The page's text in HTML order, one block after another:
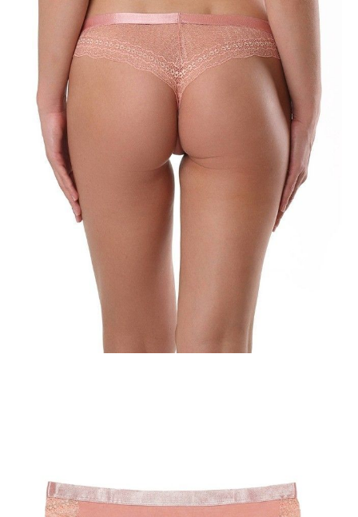
Tabela rozmiarów
102/L
106/XL
Ilość:
DODAJ DO KOSZYKA
Jak złożyć zamówienie
POWIADOM MNIE O DOSTĘPNOŚCI
ПОЛУЧИТЬ ПО EMAIL
darmowa od 99 zł
czas dostawy: 1-2 dni robocze
Paczkomaty InPost 24/7,
darmowa od 50 zł
czas dostawy: 1-2 dni robocze
w sklepie Conte (Łodz)
pn.- czw. 8:00 - 16:00, pt. 8:00 - 14:00
· koronka najwyższej jakości,
· satynowa brokatowa elastyczna gumka,
· zachowanie koloru i kształtu po licznych praniach,